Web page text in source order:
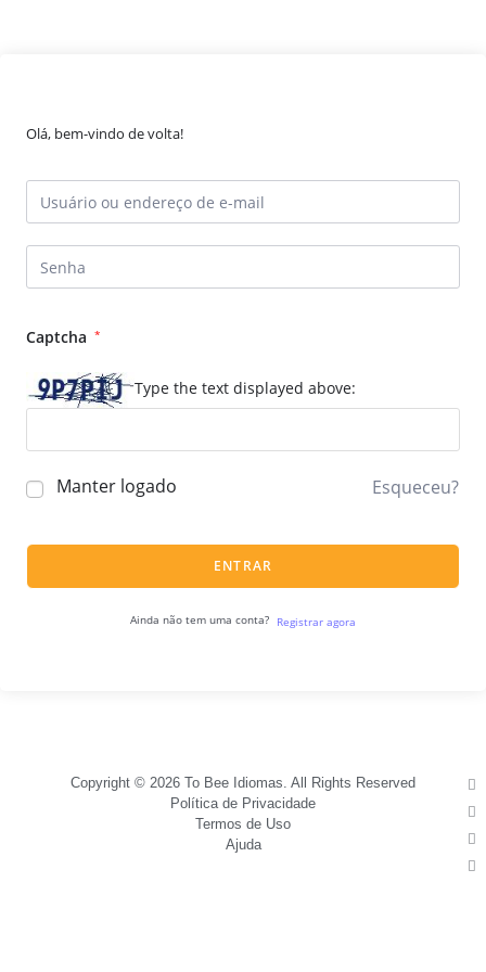
Olá, bem-vindo de volta!
Captcha *
Type the text displayed above:
Manter logado Esqueceu?
ENTRAR
Ainda não tem uma conta? Registrar agora
Copyright © 2026 To Bee Idiomas. All Rights Reserved
Política de Privacidade
Termos de Uso
Ajuda